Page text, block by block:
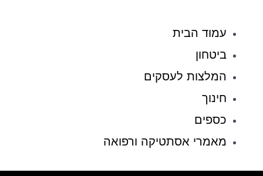
עמוד הבית
ביטחון
המלצות לעסקים
חינוך
כספים
מאמרי אסתטיקה ורפואה